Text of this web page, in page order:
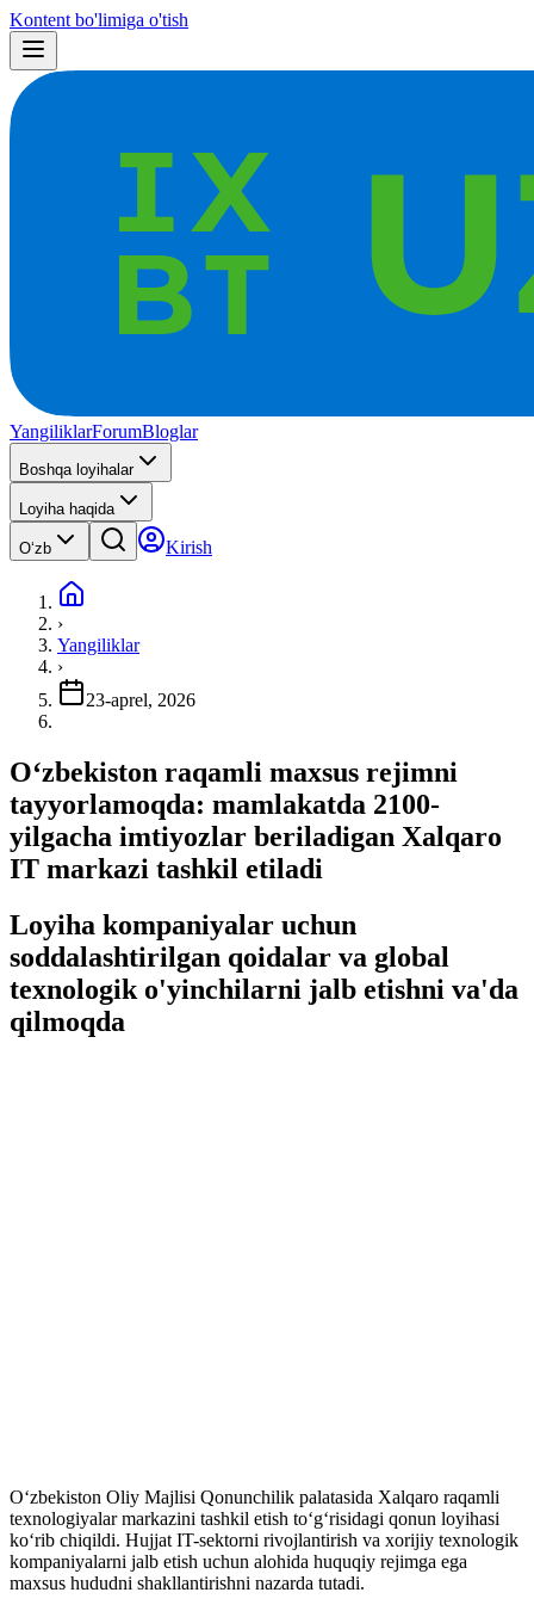
Kontent bo'limiga o'tish
YangiliklarForumBloglar
Boshqa loyihalar
Loyiha haqida
Oʻzb Kirish
›
Yangiliklar
›
23-aprel, 2026
Oʻzbekiston raqamli maxsus rejimni
tayyorlamoqda: mamlakatda 2100-
yilgacha imtiyozlar beriladigan Xalqaro
IT markazi tashkil etiladi
Loyiha kompaniyalar uchun
soddalashtirilgan qoidalar va global
texnologik o'yinchilarni jalb etishni va'da
qilmoqda
Oʻzbekiston Oliy Majlisi Qonunchilik palatasida Xalqaro raqamli
texnologiyalar markazini tashkil etish toʻgʻrisidagi qonun loyihasi
koʻrib chiqildi. Hujjat IT-sektorni rivojlantirish va xorijiy texnologik
kompaniyalarni jalb etish uchun alohida huquqiy rejimga ega
maxsus hududni shakllantirishni nazarda tutadi.